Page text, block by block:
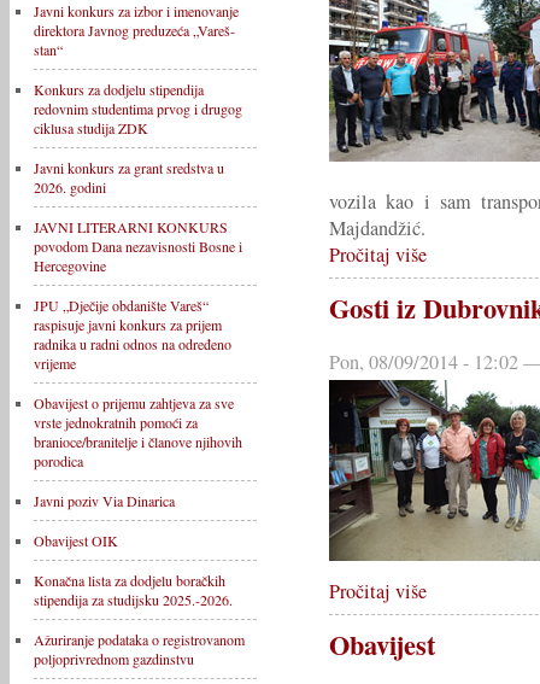
Javni konkurs za izbor i imenovanje
direktora Javnog preduzeća „Vareš-
stan“
Konkurs za dodjelu stipendija
redovnim studentima prvog i drugog
ciklusa studija ZDK
Javni konkurs za grant sredstva u
2026. godini
JAVNI LITERARNI KONKURS
povodom Dana nezavisnosti Bosne i
Hercegovine
JPU „Dječije obdanište Vareš“
raspisuje javni konkurs za prijem
radnika u radni odnos na određeno
vrijeme
Obavijest o prijemu zahtjeva za sve
vrste jednokratnih pomoći za
branioce/branitelje i članove njihovih
porodica
Javni poziv Via Dinarica
Obavijest OIK
Konačna lista za dodjelu boračkih
stipendija za studijsku 2025.-2026.
Ažuriranje podataka o registrovanom
poljoprivrednom gazdinstvu
vozila kao i sam
Majdandžić.
Pročitaj više
Gosti iz
Pon, 08/09/2014 - 12:02
Pročitaj više
Obavijest